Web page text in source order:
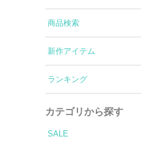
Aラインロングドレス
バースデードレス
商品検索
新作アイテム
ランキング
カテゴリから探す
SALE